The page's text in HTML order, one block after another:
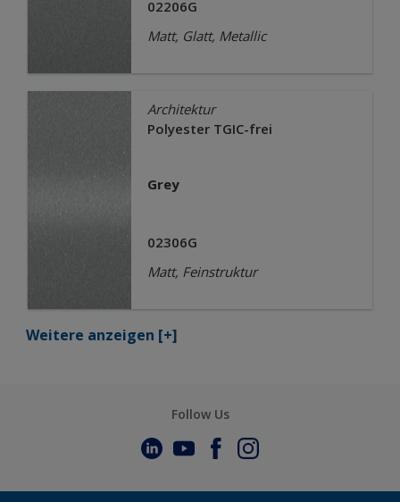
02206G
Matt, Glatt, Metallic
Architektur
Polyester TGIC-frei
Grey
02306G
Matt, Feinstruktur
Weitere anzeigen [+]
Follow Us